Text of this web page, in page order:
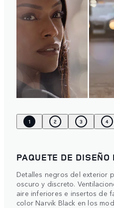
1 2 3 4
PAQUETE DE DISEÑO
Detalles negros del exterior
oscuro y discreto.
aire inferiores e insertos de
color Narvik Black en los